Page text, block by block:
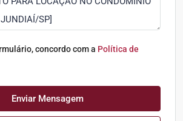
concordo com a Política de
Enviar Mensagem